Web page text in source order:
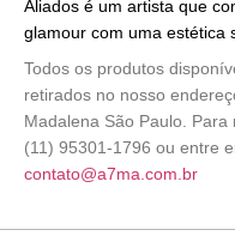
Aliados é um artista que
glamour com uma estética
Todos os produtos
retirados no nosso
Madalena São Paulo.
(11) 95301-1796 ou entre
contato@a7ma.com.br